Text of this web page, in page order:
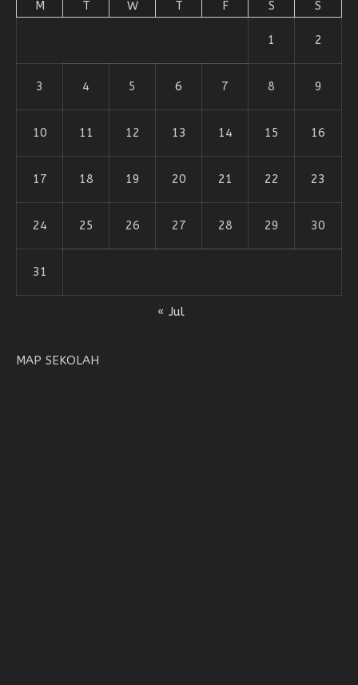
M T W T F S S
1 2
3 4 5 6 7 8 9
10 11 12 13 14 15 16
17 18 19 20 21 22 23
24 25 26 27 28 29 30
31
« Jul
MAP SEKOLAH